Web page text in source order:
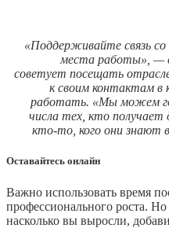
«Поддерживайте связь со
места работы», —
советует посещать
к своим контактам в
работать. «Мы можем
числа тех, кто получает
кто-то, кого они знают
Оставайтесь онлайн
Важно использовать время
профессионального роста.
насколько вы выросли,